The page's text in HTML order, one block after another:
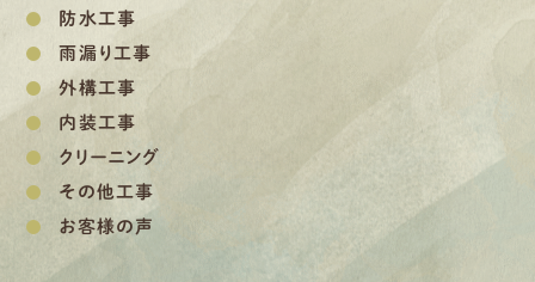
防水工事
雨漏り工事
外構工事
内装工事
クリーニング
その他工事
お客様の声